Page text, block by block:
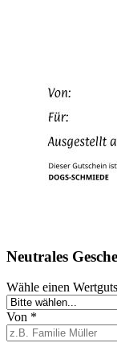
Neutrales
Wähle einen
Von *